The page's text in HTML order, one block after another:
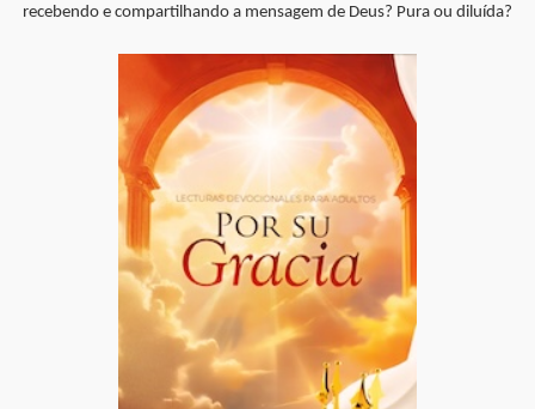
recebendo e compartilhando a mensagem de Deus? Pura ou diluída?